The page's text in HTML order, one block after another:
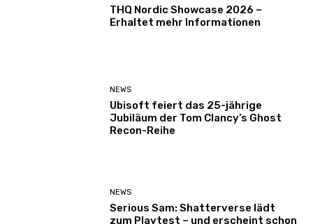
THQ Nordic Showcase 2026 –
Erhaltet mehr Informationen
NEWS
Ubisoft feiert das 25-jährige
Jubiläum der Tom Clancy’s Ghost
Recon-Reihe
NEWS
Serious Sam: Shatterverse lädt
zum Playtest – und erscheint schon